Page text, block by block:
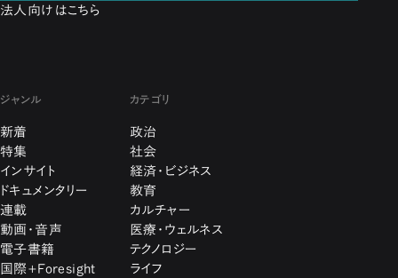
法人向けはこちら
ジャンル
新着
特集
インサイト
ドキュメンタリー
連載
動画・音声
電子書籍
国際+Foresight
カテゴリ
政治
社会
経済・ビジネス
教育
カルチャー
医療・ウェルネス
テクノロジー
ライフ